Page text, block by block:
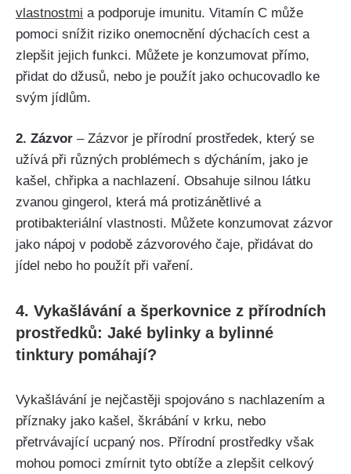
vlastnostmi a podporuje imunitu. Vitamín‍ C může
pomoci snížit riziko ​onemocnění dýchacích cest a
zlepšit jejich funkci. Můžete je konzumovat ‍přímo,
přidat do džusů, nebo je použít jako ochucovadlo ke
svým jídlům.
2. Zázvor – Zázvor je přírodní prostředek, který se⁢
užívá při‌ různých problémech s dýcháním, jako je
kašel, chřipka a nachlazení. Obsahuje silnou látku
zvanou gingerol, která má ​protizánětlivé a
protibakteriální ​vlastnosti.​ Můžete konzumovat zázvor
jako nápoj v podobě zázvorového čaje,‌ přidávat do‍
jídel nebo ho ‍použít při vaření.
4. Vykašlávání a šperkovnice z přírodních
prostředků: Jaké bylinky a bylinné
tinktury pomáhají?
Vykašlávání je nejčastěji spojováno s⁤ nachlazením a
příznaky jako kašel, škrábání v krku, nebo
⁤přetrvávající ucpaný nos. Přírodní prostředky však
mohou pomoci zmírnit tyto obtíže a zlepšit celkový